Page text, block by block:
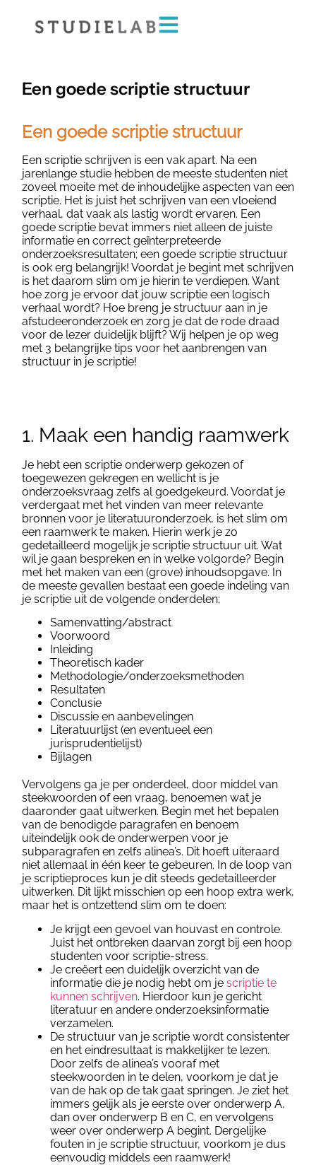
Een goede scriptie structuur
Een goede scriptie structuur
Een scriptie schrijven is een vak apart. Na een
jarenlange studie hebben de meeste studenten niet
zoveel moeite met de inhoudelijke aspecten van een
scriptie. Het is juist het schrijven van een vloeiend
verhaal, dat vaak als lastig wordt ervaren. Een
goede scriptie bevat immers niet alleen de juiste
informatie en correct geïnterpreteerde
onderzoeksresultaten; een goede scriptie structuur
is ook erg belangrijk! Voordat je begint met schrijven
is het daarom slim om je hierin te verdiepen. Want
hoe zorg je ervoor dat jouw scriptie een logisch
verhaal wordt? Hoe breng je structuur aan in je
afstudeeronderzoek en zorg je dat de rode draad
voor de lezer duidelijk blijft? Wij helpen je op weg
met 3 belangrijke tips voor het aanbrengen van
structuur in je scriptie!
1. Maak een handig raamwerk
Je hebt een scriptie onderwerp gekozen of
toegewezen gekregen en wellicht is je
onderzoeksvraag zelfs al goedgekeurd. Voordat je
verdergaat met het vinden van meer relevante
bronnen voor je literatuuronderzoek, is het slim om
een raamwerk te maken. Hierin werk je zo
gedetailleerd mogelijk je scriptie structuur uit. Wat
wil je gaan bespreken en in welke volgorde? Begin
met het maken van een (grove) inhoudsopgave. In
de meeste gevallen bestaat een goede indeling van
je scriptie uit de volgende onderdelen;
Samenvatting/abstract
Voorwoord
Inleiding
Theoretisch kader
Methodologie/onderzoeksmethoden
Resultaten
Conclusie
Discussie en aanbevelingen
Literatuurlijst (en eventueel een
jurisprudentielijst)
Bijlagen
Vervolgens ga je per onderdeel, door middel van
steekwoorden of een vraag, benoemen wat je
daaronder gaat uitwerken. Begin met het bepalen
van de benodigde paragrafen en benoem
uiteindelijk ook de onderwerpen voor je
subparagrafen en zelfs alinea’s. Dit hoeft uiteraard
niet allemaal in één keer te gebeuren. In de loop van
je scriptieproces kun je dit steeds gedetailleerder
uitwerken. Dit lijkt misschien op een hoop extra werk,
maar het is ontzettend slim om te doen:
Je krijgt een gevoel van houvast en controle.
Juist het ontbreken daarvan zorgt bij een hoop
studenten voor scriptie-stress.
Je creëert een duidelijk overzicht van de
informatie die je nodig hebt om je scriptie te
kunnen schrijven. Hierdoor kun je gericht
literatuur en andere onderzoeksinformatie
verzamelen.
De structuur van je scriptie wordt consistenter
en het eindresultaat is makkelijker te lezen.
Door zelfs de alinea’s vooraf met
steekwoorden in te delen, voorkom je dat je
van de hak op de tak gaat springen. Je ziet het
immers gelijk als je eerste over onderwerp A,
dan over onderwerp B en C, en vervolgens
weer over onderwerp A begint. Dergelijke
fouten in je scriptie structuur, voorkom je dus
eenvoudig middels een raamwerk!